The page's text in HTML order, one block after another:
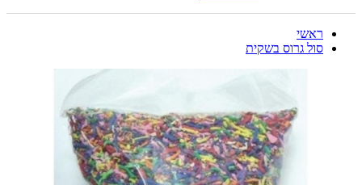
ראשי
סול גרוס בשקית